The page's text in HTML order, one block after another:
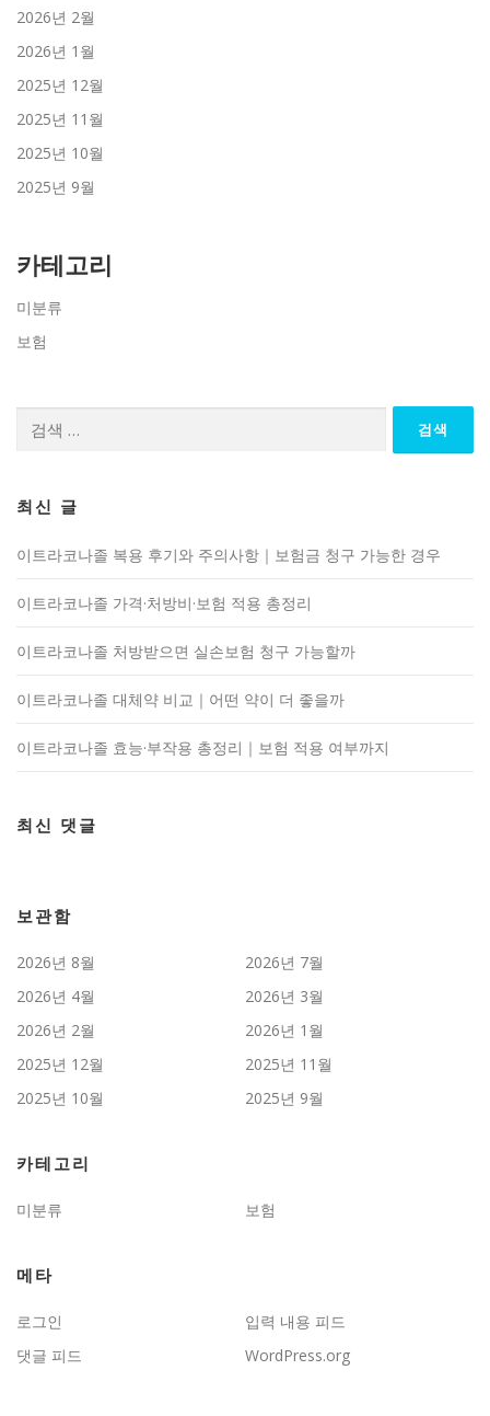
2026년 2월
2026년 1월
2025년 12월
2025년 11월
2025년 10월
2025년 9월
카테고리
미분류
보험
최신 글
이트라코나졸 복용 후기와 주의사항｜보험금 청구 가능한 경우
이트라코나졸 가격·처방비·보험 적용 총정리
이트라코나졸 처방받으면 실손보험 청구 가능할까
이트라코나졸 대체약 비교｜어떤 약이 더 좋을까
이트라코나졸 효능·부작용 총정리｜보험 적용 여부까지
최신 댓글
보관함
2026년 8월
2026년 7월
2026년 4월
2026년 3월
2026년 2월
2026년 1월
2025년 12월
2025년 11월
2025년 10월
2025년 9월
카테고리
미분류 보험
메타
로그인
입력 내용 피드
댓글 피드
WordPress.org